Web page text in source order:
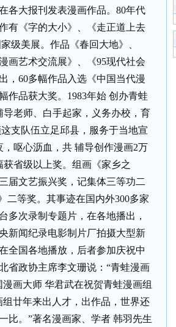
各大报刊发表漫画作品。 80年代
有《字的大小》、《走正道上去
级美展。作品《春回大地》、
画艺术交流展》、《95现代社会
， 60多幅作品入选《中国当代漫
作品获大奖。 1983年始 创办青蛙
导老师、白手起家，义务办校，育
支队伍立足邱县，服务于当地宣
，呕心沥血，共 辅导创作漫画2万
获省级以上奖。组画《家乡之
届文艺振兴奖，记集体三等功二
二等奖。其事迹在国内外300多家
多次录制专题片，在各地播出，
新闻纪录电影制片厂拍摄大型新
全国各地播放，后者参加庆祝中
省政协主席李文珊说：“青蛙漫画
漫画大师 华君武在祝贺青蛙漫画组
廿年来出人才，出作品，世界还
比。”著名漫画家、学者 韩羽先生